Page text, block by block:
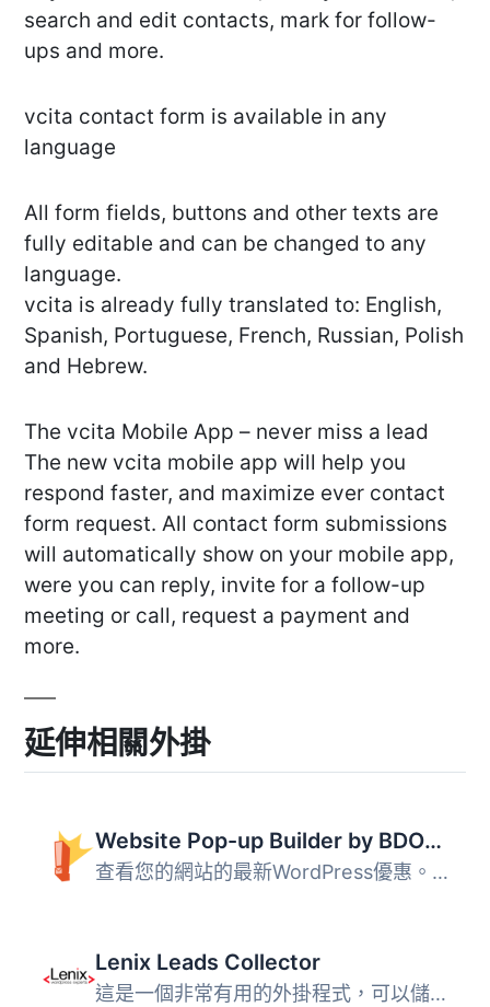
search and edit contacts, mark for follow-
ups and more.
vcita contact form is available in any
language
All form fields, buttons and other texts are
fully editable and can be changed to any
language.
vcita is already fully translated to: English,
Spanish, Portuguese, French, Russian, Polish
and Hebrew.
The vcita Mobile App – never miss a lead
The new vcita mobile app will help you
respond faster, and maximize ever contact
form request. All contact form submissions
will automatically show on your mobile app,
were you can reply, invite for a follow-up
meeting or call, request a payment and
more.
延伸相關外掛
Website Pop-up Builder by BDOW! (formerly Sumo): Pop-ups + forms for email opt-ins and lead generation
查看您的網站的最新WordPress優惠。 我們剛更新了價格！使用S...
Lenix Leads Collector
這是一個非常有用的外掛程式，可以儲存從 Elementor 聯絡表單...